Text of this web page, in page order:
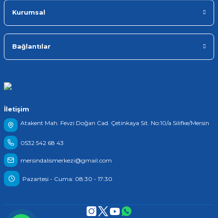
Kurumsal
Bağlantılar
İletişim
Atakent Mah. Fevzi Doğan Cad. Çetinkaya Sit. No:10/a Silifke/Mersin
0532 542 68 43
mersindalismerkezi@gmail.com
Pazartesi - Cuma: 08:30 - 17:30